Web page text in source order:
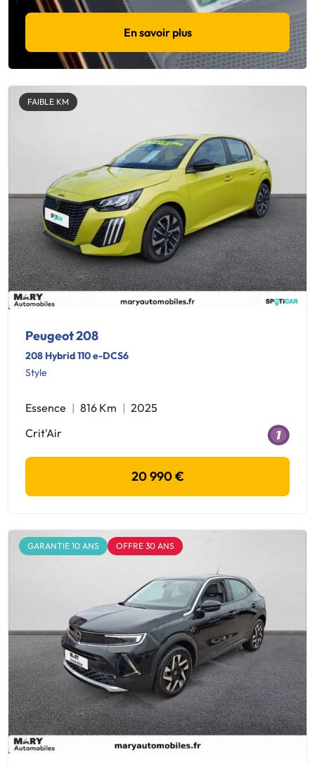
En savoir plus
FAIBLE KM
Peugeot 208
208 Hybrid 110 e-DCS6
Style
Essence 816 Km
2025
Crit'Air
20 990 €
GARANTIE 10 ANS OFFRE 30 ANS